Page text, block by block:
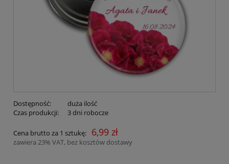
Dostępność:
duża ilość
Czas produkcji:
3 dni robocze
Cena brutto za 1 sztukę: 6,99 zł
zawiera 23% VAT, bez kosztów dostawy